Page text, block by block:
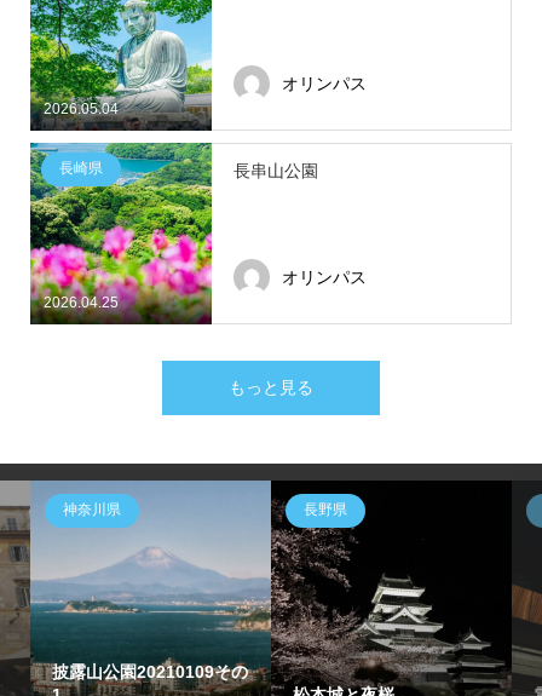
2026.05.04
オリンパス
2026.04.25
長崎県 長串山公園
オリンパス
もっと見る
神奈川県
披露山公園20210109その
長野県